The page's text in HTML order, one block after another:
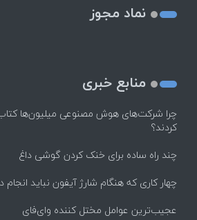
نماد مجوز
منابع خبری
چرا شرکت‌های هوش مصنوعی میلیون‌ها کتاب
کردند؟
چند راه‌ ساده برای خنک کردن گوشی داغ
چهار کاری که هنگام شارژ آیفون نباید انجام
عجیب‌ترین عوامل مختل کننده وای‌فای